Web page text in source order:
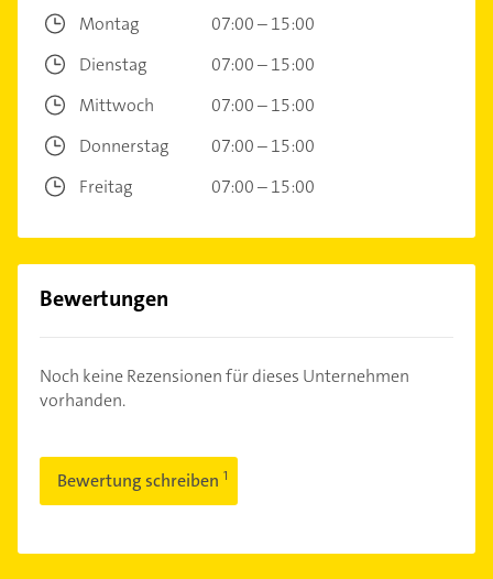
Montag
07:00 – 15:00
Dienstag
07:00 – 15:00
Mittwoch
07:00 – 15:00
Donnerstag
07:00 – 15:00
Freitag
07:00 – 15:00
Bewertungen
Noch keine Rezensionen für dieses Unternehmen
vorhanden.
Bewertung schreiben